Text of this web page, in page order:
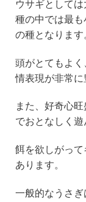
ウサギとして
種の中では最
の種となります
頭がとてもよ
情表現が非常に
また、好奇心
でおとなしく遊
餌を欲しがっ
あります。
一般的なうさ